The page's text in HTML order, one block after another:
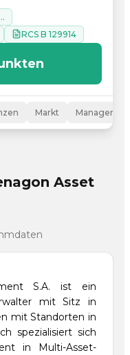
Aerogolf Center, 1B Heienhaff, 1736 Senningerberg
RCS B 129914
Markt
Asset
S.A. ist ein
mit Sitz in
mit Standorten in
spezialisiert sich
in Multi-Asset-